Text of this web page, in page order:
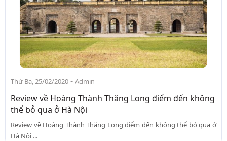
Thứ Ba, 25/02/2020 - Admin
Review về Hoàng Thành Thăng Long điểm đến không
thể bỏ qua ở Hà Nội
Review về Hoàng Thành Thăng Long điểm đến không thể bỏ qua ở
Hà Nội ...